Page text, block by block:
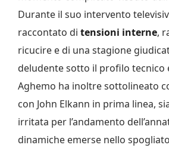
Durante il suo intervento
raccontato di tensioni interne,
ricucire e di una stagione
deludente sotto il profilo tecnico
Aghemo ha inoltre sottolineato
con John Elkann in prima linea,
irritata per l’andamento
dinamiche emerse nello